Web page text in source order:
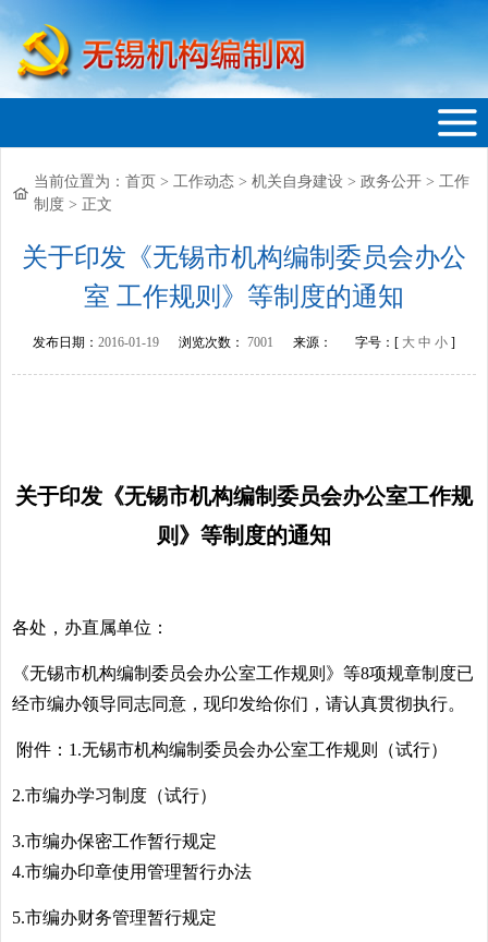
无锡机构编制网
当前位置为： 首页 > 工作动态 > 机关自身建设 > 政务公开 > 工作
制度 > 正文
关于印发《无锡市机构编制委员会办公
室 工作规则》等制度的通知
发布日期： 2016-01-19 浏览次数： 7001 来源： 字号：[ 大 中 小 ]
关于印发《无锡市机构编制委员会办公室工作规
则》等制度的通知
各处，办直属单位：
《无锡市机构编制委员会办公室工作规则》等8项规章制度已
经市编办领导同志同意，现印发给你们，请认真贯彻执行。
附件：1.无锡市机构编制委员会办公室工作规则（试行）
2.市编办学习制度（试行）
3.市编办保密工作暂行规定
4.市编办印章使用管理暂行办法
5.市编办财务管理暂行规定